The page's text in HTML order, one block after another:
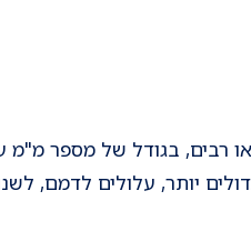
או רבים, בגודל של מספר
יותר, עלולים לדמם,